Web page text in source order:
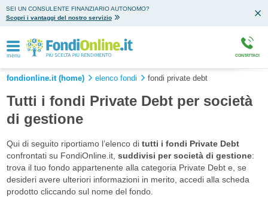
SEI UN CONSULENTE FINANZIARIO AUTONOMO?
Scopri i vantaggi del nostro servizio
menu CONTATTACI
fondionline.it (home) elenco fondi fondi private debt
Tutti i fondi Private Debt per società
di gestione
Qui di seguito riportiamo l’elenco di tutti i fondi Private Debt
confrontati su FondiOnline.it, suddivisi per società di gestione:
trova il tuo fondo appartenente alla categoria Private Debt e, se
desideri avere ulteriori informazioni in merito, accedi alla scheda
prodotto cliccando sul nome del fondo.